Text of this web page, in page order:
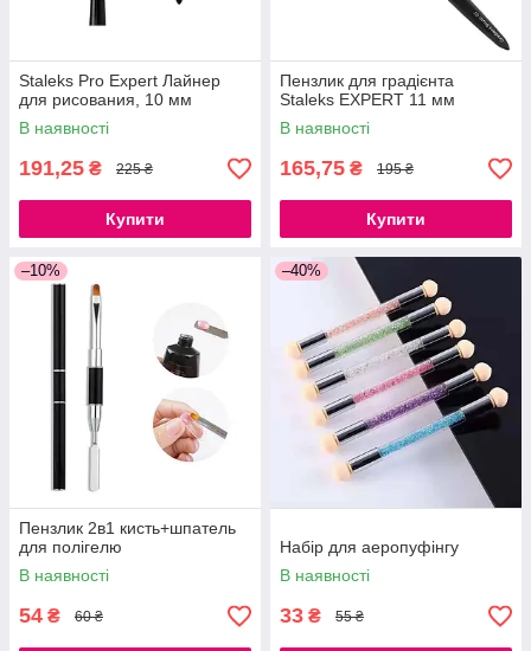
Staleks Pro Expert Лайнер
для рисования, 10 мм
В наявності
191,25 ₴ 225 ₴
Купити
Пензлик для градієнта
Staleks EXPERT 11 мм
В наявності
165,75 ₴ 195 ₴
Купити
–10%
Пензлик 2в1 кисть+шпатель
для полігелю
В наявності
54 ₴ 60 ₴
–40%
Набір для аеропуфінгу
В наявності
33 ₴ 55 ₴